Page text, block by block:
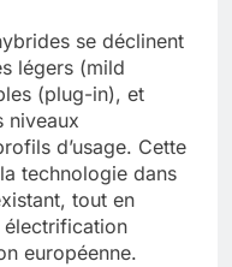
se déclinent
légers (mild
(plug-in), et
niveaux
d’usage. Cette
technologie dans
tout en
électrification
européenne.